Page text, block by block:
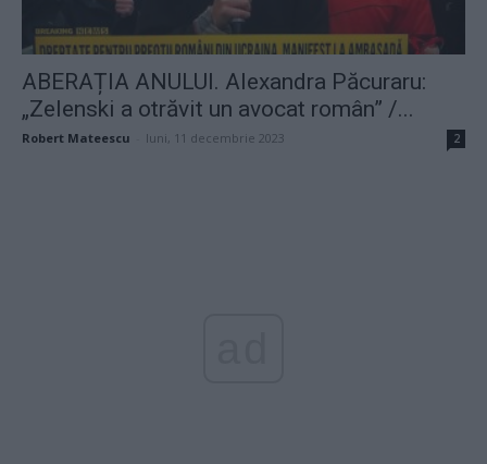
ABERAȚIA ANULUI. Alexandra Păcuraru:
„Zelenski a otrăvit un avocat român” /...
Robert Mateescu luni, 11 decembrie 2023 2